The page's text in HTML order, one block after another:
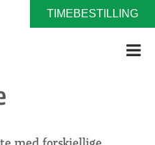
TIMEBESTILLING